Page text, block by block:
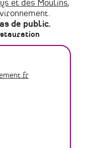
et des Moulins,
de public.